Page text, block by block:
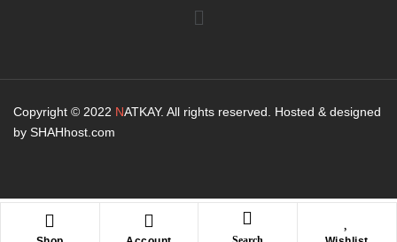
Copyright © 2022 NATKAY. All rights reserved. Hosted & designed
by SHAHhost.com